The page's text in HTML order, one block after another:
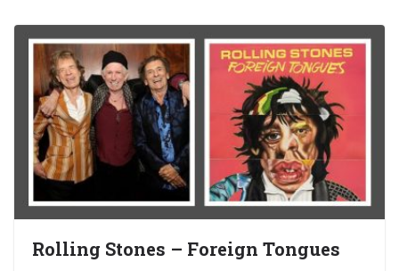
Rolling Stones – Foreign Tongues